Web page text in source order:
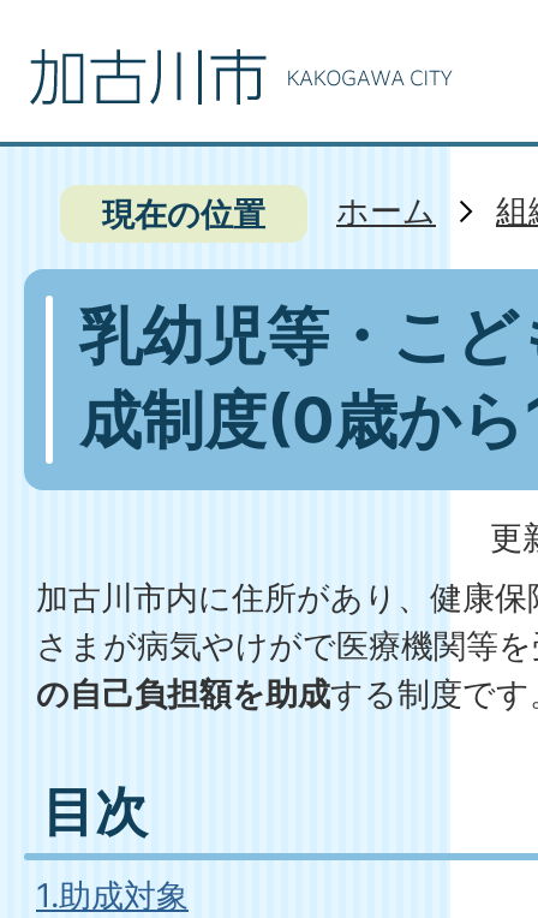
現在の位置 ホーム 組
乳幼児等・こ
成制度(0歳か
更
加古川市内に住所があり、健康
さまが病気やけがで医療機関等
の自己負担額を助成する制度です
目次
1.助成対象